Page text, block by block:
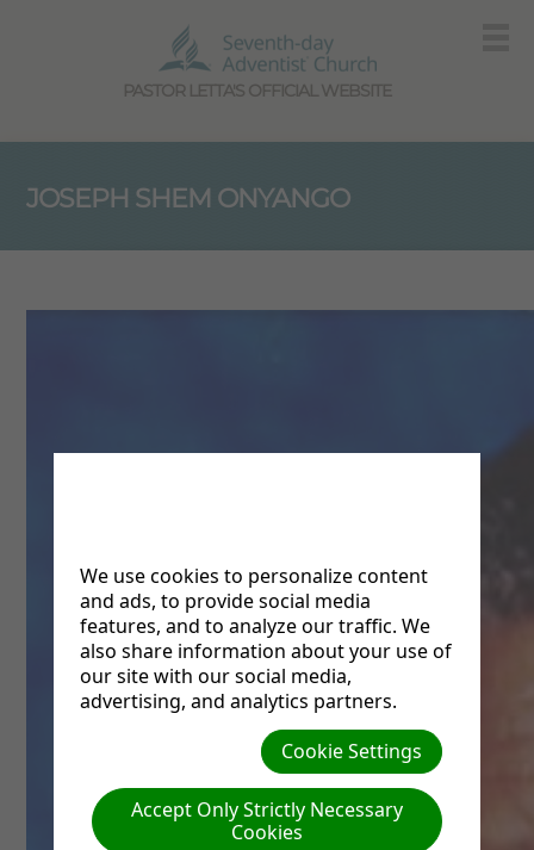
PASTOR LETTA'S OFFICIAL WEBSITE
JOSEPH SHEM ONYANGO
We use cookies to personalize content
and ads, to provide social media
features, and to analyze our traffic. We
also share information about your use of
our site with our social media,
advertising, and analytics partners.
Cookie Settings
Accept Only Strictly Necessary
Cookies